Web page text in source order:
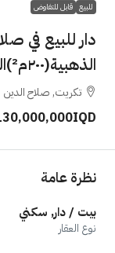
للبيع قابل للتفاوض
دار للبيع في
الذهبية(٢٠٠م²)السعر ١٣٠مليون دينار
تكريت, صلاح الدين
نظرة عامة
بيت / دار, سكني
نوع العقار